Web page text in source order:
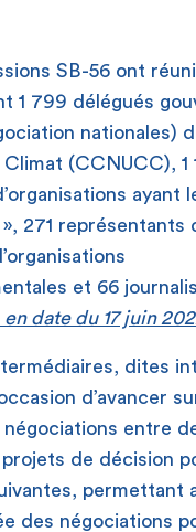
SB-56 ont
1 799 délégués
nationales)
(CCNUCC), 1
ayant
271 représentants
et 66
date du 17 juin
dites
d’avancer
entre
de décision
permettant
des négociations